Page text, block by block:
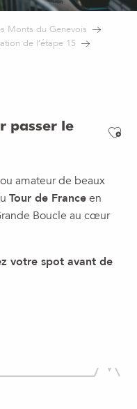
Monts du Genevois
de l’étape 15
passer le
ou amateur de beaux
Tour de Franceen
Boucle au cœur
votre spot avant de